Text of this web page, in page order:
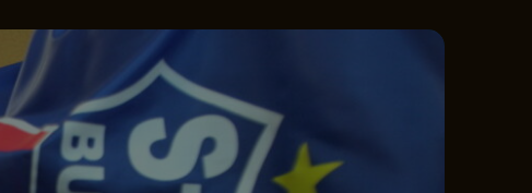
Echipe
Bundesliga
Echipe Meciuri Clasament
Serie A
Meciuri Clasament